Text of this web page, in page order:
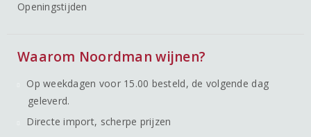
Openingstijden
Waarom Noordman wijnen?
Op weekdagen voor 15.00 besteld, de volgende dag
geleverd.
Directe import, scherpe prijzen